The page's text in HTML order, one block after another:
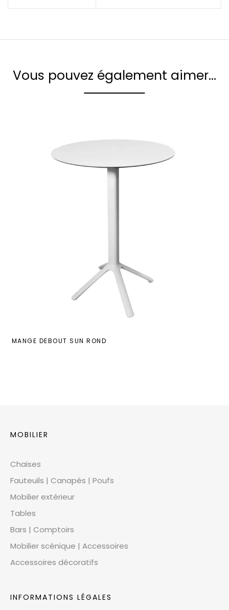
Vous pouvez également aimer…
MANGE DEBOUT SUN ROND
MOBILIER
Chaises
Fauteuils | Canapés | Poufs
Mobilier extérieur
Tables
Bars | Comptoirs
Mobilier scénique | Accessoires
Accessoires décoratifs
INFORMATIONS LÉGALES